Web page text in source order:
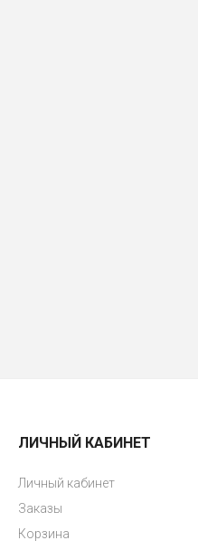
ЛИЧНЫЙ КАБИНЕТ
Личный кабинет
Заказы
Корзина